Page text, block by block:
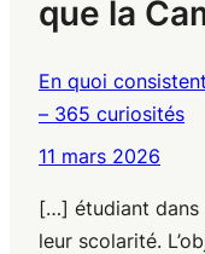
que la
En quoi
– 365 curiosités
11 mars 2026
[…] étudiant dans
leur scolarité.